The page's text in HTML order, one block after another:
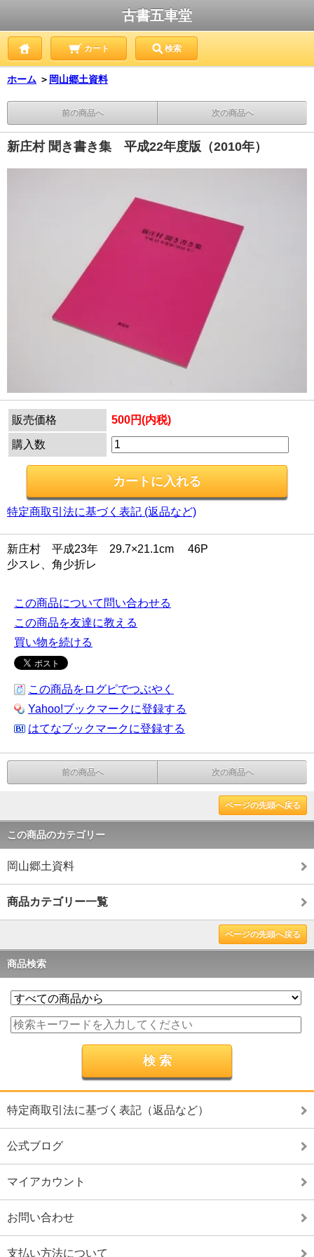
古書五車堂
カート 検索
ホーム ＞ 岡山郷土資料
前の商品へ 次の商品へ
新庄村 聞き書き集 平成22年度版（2010年）
販売価格 500円(内税)
購入数
特定商取引法に基づく表記 (返品など)
新庄村 平成23年 29.7×21.1cm 46P
少スレ、角少折レ
この商品について問い合わせる
この商品を友達に教える
買い物を続ける
この商品をログピでつぶやく
Yahoo!ブックマークに登録する
はてなブックマークに登録する
前の商品へ 次の商品へ
ページの先頭へ戻る
この商品のカテゴリー
岡山郷土資料
商品カテゴリー一覧
ページの先頭へ戻る
商品検索
特定商取引法に基づく表記（返品など）
公式ブログ
マイアカウント
お問い合わせ
支払い方法について